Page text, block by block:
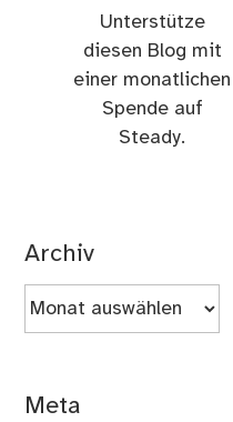
Unterstütze
diesen Blog mit
einer monatlichen
Spende auf
Steady.
Archiv
Archiv
Meta